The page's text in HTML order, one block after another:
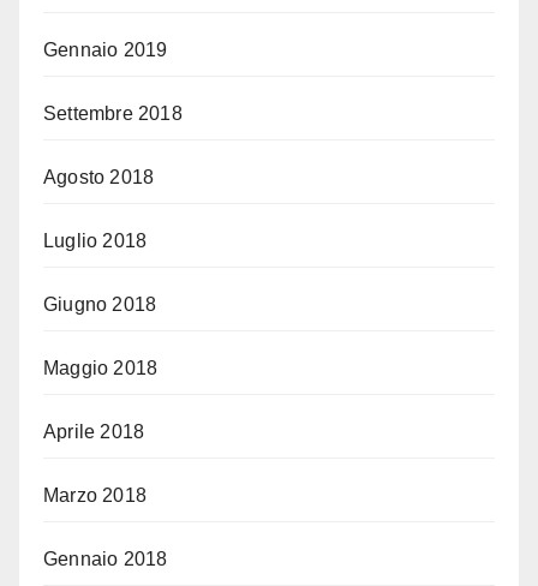
Gennaio 2019
Settembre 2018
Agosto 2018
Luglio 2018
Giugno 2018
Maggio 2018
Aprile 2018
Marzo 2018
Gennaio 2018